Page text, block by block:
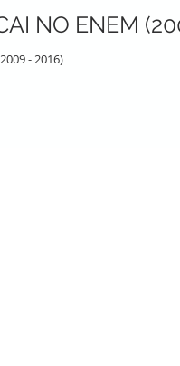
NO ENEM
- 2016)